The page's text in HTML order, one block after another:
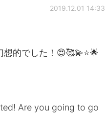
2019.12.01 14:33
的でした！😍🥰💫⭐️🌟
Are you going to go